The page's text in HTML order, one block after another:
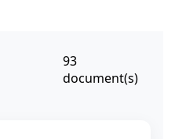
93
document(s)